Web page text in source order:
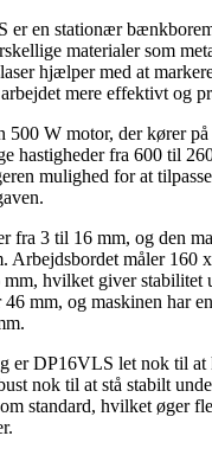
er en stationær
materialer som
hjælper med at
mere effektivt og
500 W motor, der kører
hastigheder fra 600 til
mulighed for at
fra 3 til 16 mm, og den
Arbejdsbordet måler 160
mm, hvilket giver stabilitet
mm, og maskinen har
er DP16VLS let nok til at
nok til at stå stabilt
standard, hvilket øger